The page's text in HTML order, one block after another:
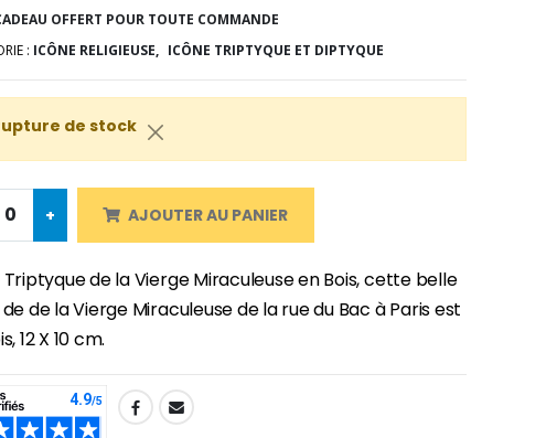
OFFERT POUR TOUTE COMMANDE
: ICÔNE RELIGIEUSE, ICÔNE TRIPTYQUE ET DIPTYQUE
de stock
+ AJOUTER AU PANIER
de la Vierge Miraculeuse en Bois, cette belle
de la Vierge Miraculeuse de la rue du Bac à Paris est
12 X 10 cm.